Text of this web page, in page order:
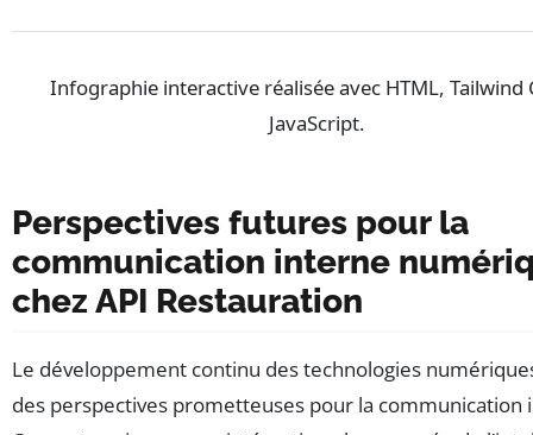
Infographie interactive réalisée avec HTML, Tailwind
JavaScript.
Perspectives futures pour la
communication interne
chez API Restauration
Le développement continu des technologies
des perspectives prometteuses pour la communication